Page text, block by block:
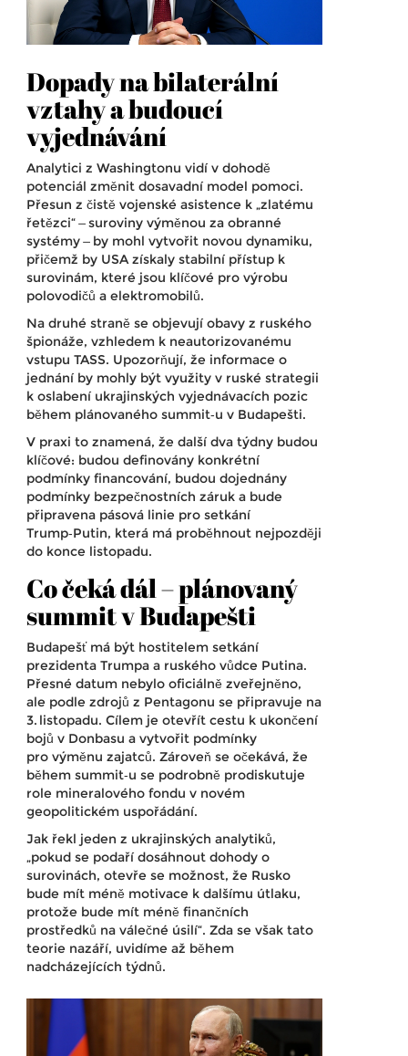
Dopady na bilaterální
vztahy a budoucí
vyjednávání
Analytici z Washingtonu vidí v dohodě
potenciál změnit dosavadní model pomoci.
Přesun z čistě vojenské asistence k „zlatému
řetězci“ — suroviny výměnou za obranné
systémy — by mohl vytvořit novou dynamiku,
přičemž by USA získaly stabilní přístup k
surovinám, které jsou klíčové pro výrobu
polovodičů a elektromobilů.
Na druhé straně se objevují obavy z ruského
špionáže, vzhledem k neautorizovanému
vstupu TASS. Upozorňují, že informace o
jednání by mohly být využity v ruské strategii
k oslabení ukrajinských vyjednávacích pozic
během plánovaného summit‑u v Budapešti.
V praxi to znamená, že další dva týdny budou
klíčové: budou definovány konkrétní
podmínky financování, budou dojednány
podmínky bezpečnostních záruk a bude
připravena pásová linie pro setkání
Trump‑Putin, která má proběhnout nejpozději
do konce listopadu.
Co čeká dál – plánovaný
summit v Budapešti
Budapešť má být hostitelem setkání
prezidenta Trumpa a ruského vůdce Putina.
Přesné datum nebylo oficiálně zveřejněno,
ale podle zdrojů z Pentagonu se připravuje na
3. listopadu. Cílem je otevřít cestu k ukončení
bojů v Donbasu a vytvořit podmínky
pro výměnu zajatců. Zároveň se očekává, že
během summit‑u se podrobně prodiskutuje
role mineralového fondu v novém
geopolitickém uspořádání.
Jak řekl jeden z ukrajinských analytiků,
„pokud se podaří dosáhnout dohody o
surovinách, otevře se možnost, že Rusko
bude mít méně motivace k dalšímu útlaku,
protože bude mít méně finančních
prostředků na válečné úsilí“. Zda se však tato
teorie nazáří, uvidíme až během
nadcházejících týdnů.